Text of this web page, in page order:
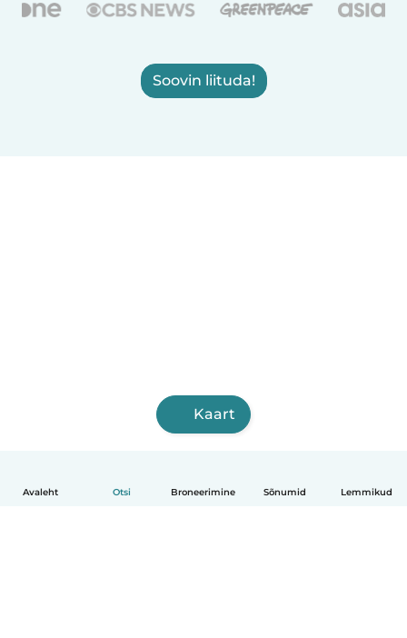
Avaleht Otsi Broneerimine Sõnumid Lemmikud
Soovin liituda!
Kaart